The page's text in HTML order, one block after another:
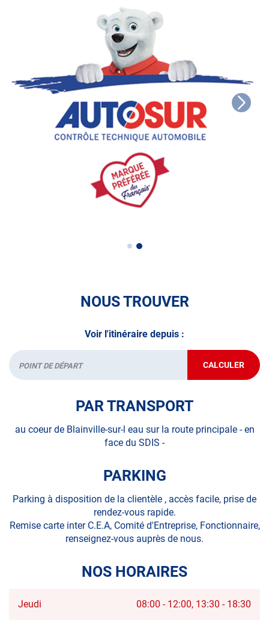
• Le Contrôle Technique volontaire total ou partiel
Pour être certain de rouler en toute sécurité n'hésite plus :
Votre sécurité sur la route dépend de nos services, c'est
pourquoi nous mettons un point d'honneur sur la qualité
de nos prestations. Nous sommes des spécialistes et non
des amateurs... le prix ne fait pas tout... Arrêtons
d'accepter les abus dans notre profession. Votre vie sur la
route est précieuse!
NOUS TROUVER
Voir l'itinéraire depuis :
Départ CALCULER
JUSQU'AU
POINT
SUR-
PAR TRANSPORT
au coeur de Blainville-sur-l eau sur la route principale - en
face du SDIS -
PARKING
Parking à disposition de la clientèle , accès facile, prise de
rendez-vous rapide.
Remise carte inter C.E.A, Comité d'Entreprise, Fonctionnaire,
renseignez-vous auprès de nous.
NOS HORAIRES
Horaires
Jeudi 08:00 - 12:00 13:30 - 18:30